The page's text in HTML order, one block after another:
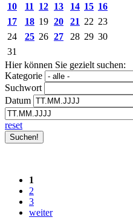
10
11 12 13 14 15 16
17
18 19 20 21 22 23
24
25 26 27 28 29 30
31
Hier können Sie gezielt suchen:
Kategorie
Suchwort
Datum
reset
1
2
3
weiter